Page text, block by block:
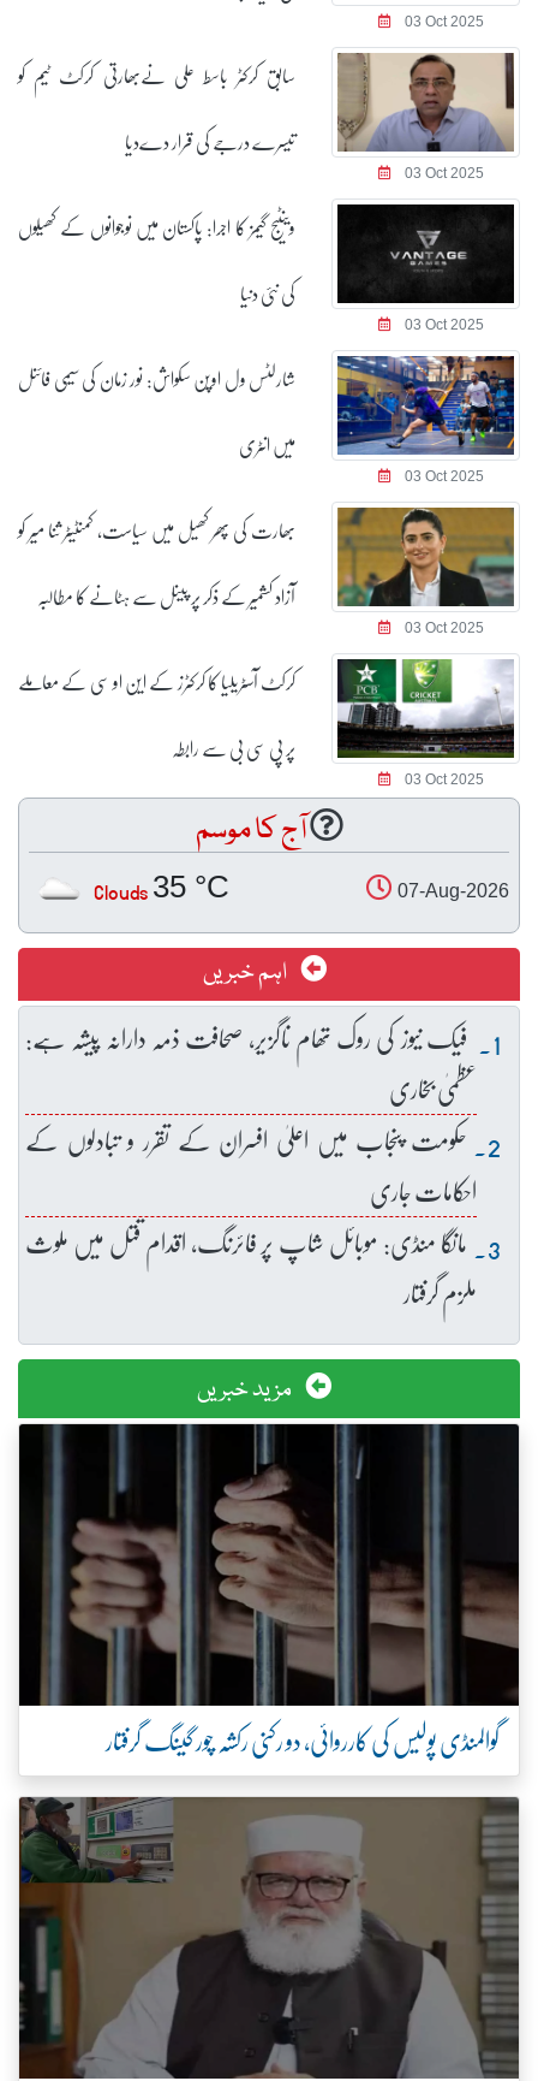
03 Oct 2025
03 Oct 2025
سابق کرکٹر باسط علی نےبھارتی کرکٹ ٹیم کو
تیسرے درجے کی قرار دےدیا
03 Oct 2025
وینٹیج گیمز کا اجرا: پاکستان میں نوجوانوں کے کھیلوں
کی نئی دنیا
03 Oct 2025
شارلٹس ول اوپن سکواش: نور زمان کی سیمی فائنل
میں انٹری
03 Oct 2025
بھارت کی پھر کھیل میں سیاست، کمنٹیٹر ثنا میر کو
آزاد کشمیر کے ذکر پر پینل سے ہٹانے کا مطالبہ
03 Oct 2025
کرکٹ آسٹریلیا کا کرکٹرز کے این او سی کے معاملے
پر پی سی بی سے رابطہ
آج کا موسم
07-Aug-2026
35 °C
Clouds
اہم خبریں
فیک نیوز کی روک تھام ناگزیر، صحافت ذمہ دارانہ پیشہ ہے:
عظمیٰ بخاری
حکومت پنجاب میں اعلیٰ افسران کے تقرر و تبادلوں کے
احکامات جاری
مانگا منڈی: موبائل شاپ پر فائرنگ، اقدام قتل میں ملوث
ملزم گرفتار
مزید خبریں
گوالمنڈی پولیس کی کارروائی، دو رکنی رکشہ چور گینگ گرفتار